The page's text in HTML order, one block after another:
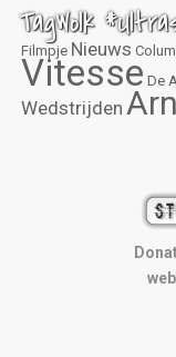
TagWolk
Filmpje Nieuws
Vitesse De
Wedstrijden